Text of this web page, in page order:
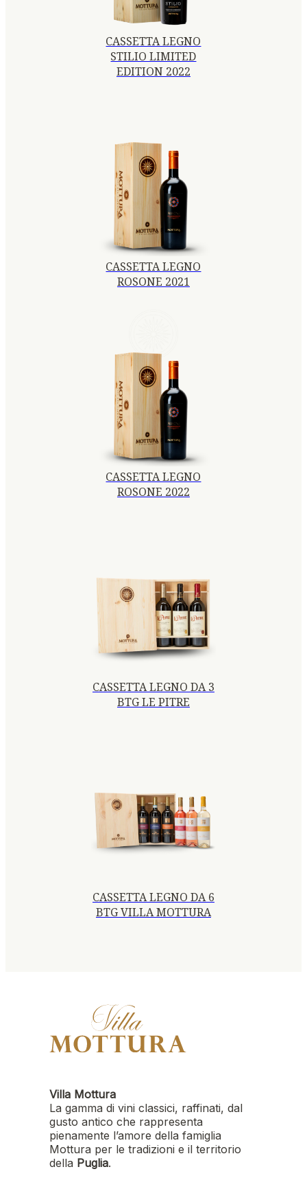
CASSETTA LEGNO
STILIO LIMITED
EDITION 2022
CASSETTA LEGNO
ROSONE 2021
CASSETTA LEGNO
ROSONE 2022
CASSETTA LEGNO DA 3
BTG LE PITRE
CASSETTA LEGNO DA 6
BTG VILLA MOTTURA
Villa Mottura
La gamma di vini classici, raffinati, dal
gusto antico che rappresenta
pienamente l’amore della famiglia
Mottura per le tradizioni e il territorio
della Puglia.